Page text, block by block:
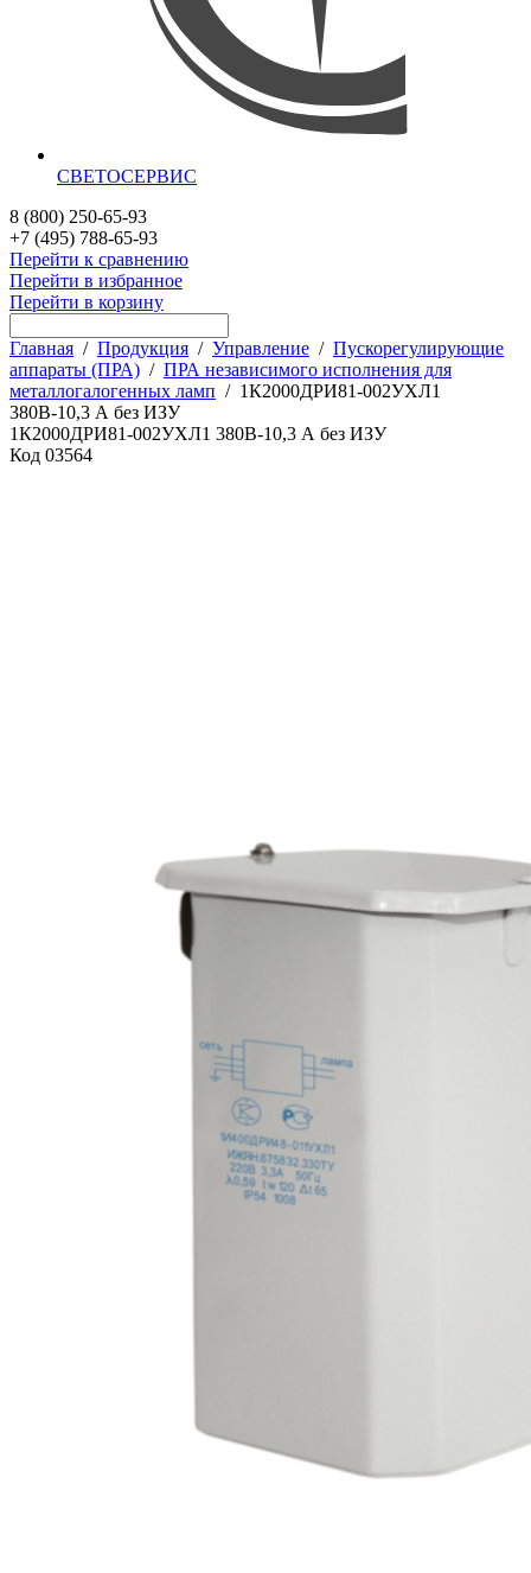
СВЕТОСЕРВИС
8 (800) 250-65-93
+7 (495) 788-65-93
Перейти к сравнению
Перейти в избранное
Перейти в корзину
Главная / Продукция / Управление / Пускорегулирующие
аппараты (ПРА) / ПРА независимого исполнения для
металлогалогенных ламп / 1К2000ДРИ81-002УХЛ1
380В-10,3 А без ИЗУ
1К2000ДРИ81-002УХЛ1 380В-10,3 А без ИЗУ
Код 03564